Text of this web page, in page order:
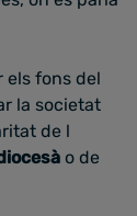
els fons del
la societat
de l
o de